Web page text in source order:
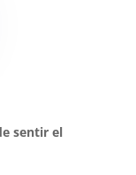
sentir el